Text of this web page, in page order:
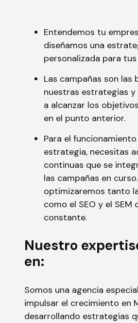
Entendemos tu
diseñamos una
personalizada para
Las campañas son las
nuestras estrategias
a alcanzar los
en el punto anterior.
Para el
estrategia, necesitas
continuas que se
las campañas en
optimizaremos tanto
como el SEO y el SEM
constante.
Nuestro
en:
Somos una agencia
impulsar el crecimiento en
desarrollando estrategias